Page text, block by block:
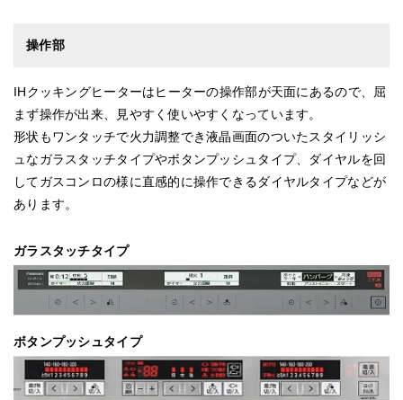
操作部
IHクッキングヒーターはヒーターの操作部が天面にあるので、屈
まず操作が出来、見やすく使いやすくなっています。
形状もワンタッチで火力調整でき液晶画面のついたスタイリッシ
ュなガラスタッチタイプやボタンプッシュタイプ、ダイヤルを回
してガスコンロの様に直感的に操作できるダイヤルタイプなどが
あります。
ガラスタッチタイプ
ボタンプッシュタイプ